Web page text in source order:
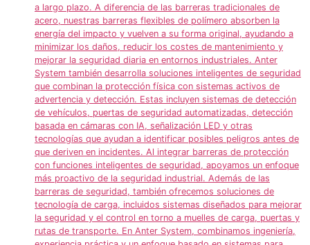
a largo plazo. A diferencia de las barreras tradicionales de
acero, nuestras barreras flexibles de polímero absorben la
energía del impacto y vuelven a su forma original, ayudando a
minimizar los daños, reducir los costes de mantenimiento y
mejorar la seguridad diaria en entornos industriales. Anter
System también desarrolla soluciones inteligentes de seguridad
que combinan la protección física con sistemas activos de
advertencia y detección. Estas incluyen sistemas de detección
de vehículos, puertas de seguridad automatizadas, detección
basada en cámaras con IA, señalización LED y otras
tecnologías que ayudan a identificar posibles peligros antes de
que deriven en incidentes. Al integrar barreras de protección
con funciones inteligentes de seguridad, apoyamos un enfoque
más proactivo de la seguridad industrial. Además de las
barreras de seguridad, también ofrecemos soluciones de
tecnología de carga, incluidos sistemas diseñados para mejorar
la seguridad y el control en torno a muelles de carga, puertas y
rutas de transporte. En Anter System, combinamos ingeniería,